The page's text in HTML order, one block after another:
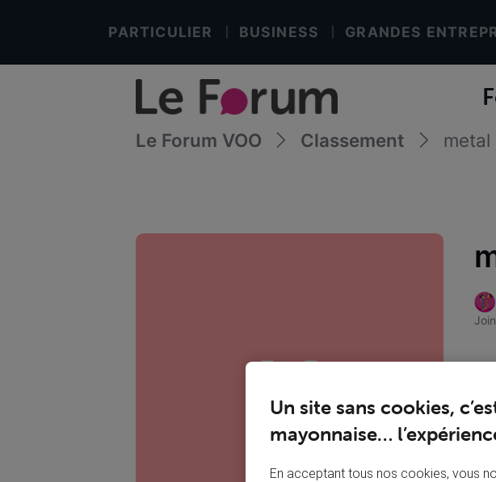
PARTICULIER BUSINESS GRANDES
Le Forum VOO Classement metal
M
Un site sans cookies,
mayonnaise…
En acceptant tous nos cookies, vous